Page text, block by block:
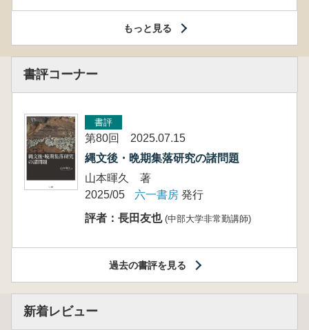
もっと見る
書評コーナー
書評
第80回 2025.07.15
縄文後・晩期集落研究の諸問題
山本暉久 著
2025/05
六一書房 発行
評者：長田友也 (中部大学非常勤講師)
過去の書評を見る
新着レビュー